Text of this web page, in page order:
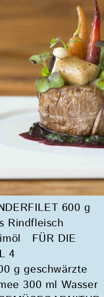
600 g
Rindfleisch
FÜR DIE
4
g geschwärzte
300 ml Wasser